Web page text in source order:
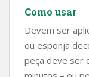
Como usar
Devem ser
ou esponja
peça deve ser